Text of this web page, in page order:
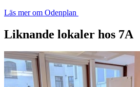
Läs mer om Odenplan
Liknande lokaler hos 7A